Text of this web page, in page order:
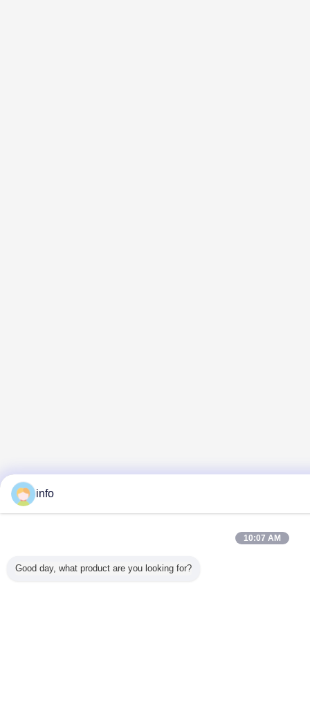
info
10:07 AM
Good day, what product are you looking for?